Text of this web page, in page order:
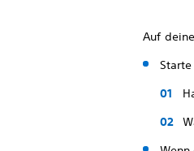
Auf
Starte